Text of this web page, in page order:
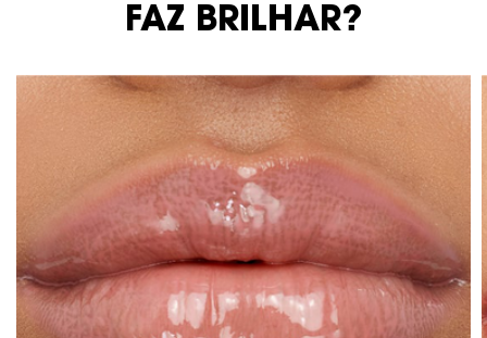
FAZ BRILHAR?​